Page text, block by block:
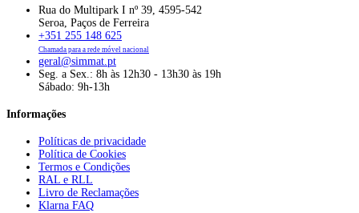
Rua do Multipark I nº 39, 4595-542
Seroa, Paços de Ferreira
+351 255 148 625
Chamada para a rede móvel nacional
geral@simmat.pt
Seg. a Sex.: 8h às 12h30 - 13h30 às 19h
Sábado: 9h-13h
Informações
Políticas de privacidade
Política de Cookies
Termos e Condições
RAL e RLL
Livro de Reclamações
Klarna FAQ